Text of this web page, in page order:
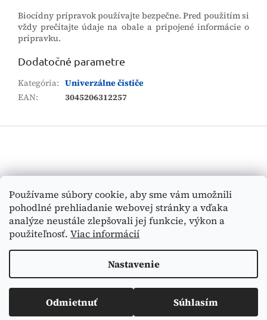
Používame súbory cookie, aby sme vám umožnili
pohodlné prehliadanie webovej stránky a vďaka
analýze neustále zlepšovali jej funkcie, výkon a
použiteľnosť. Viac informácií
Nastavenie
Odmietnuť Súhlasím
Biocídny prípravok používajte bezpečne. Pred použitím si
vždy prečítajte údaje na obale a pripojené informácie o
prípravku.
Dodatočné parametre
Kategória: Univerzálne čističe
EAN: 3045206312257
ä
HĽADAŤ
Vytvoril Shoptet
Copyright 2026Medi-Tex . Všetky práva vyhradené.